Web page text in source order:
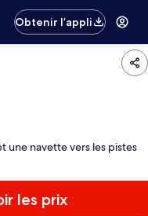
Obtenir l’appli
une navette vers les pistes
les prix